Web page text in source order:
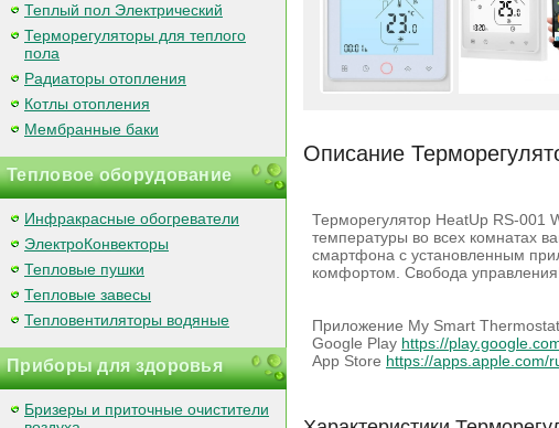
Теплый пол Электрический
Терморегуляторы для теплого
пола
Радиаторы отопления
Котлы отопления
Мембранные баки
Тепловое оборудование
Инфракрасные обогреватели
ЭлектроКонвекторы
Тепловые пушки
Тепловые завесы
Тепловентиляторы водяные
Приборы для здоровья
Бризеры и приточные очистители
Описание
Терморегулятор HeatUp RS-001
температуры во всех комнатах
смартфона с установленным
комфортом. Свобода
Приложение My Smart
Google Play https://
App Store https://apps.apple.com/